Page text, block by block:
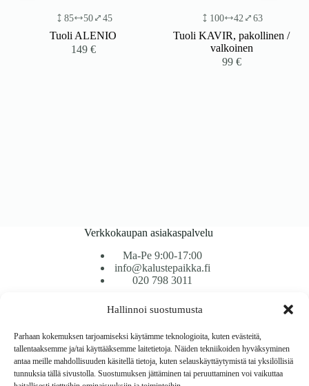
Hallinnoi suostumusta
Parhaan kokemuksen tarjoamiseksi käytämme teknologioita, kuten evästeitä,
tallentaaksemme ja/tai käyttääksemme laitetietoja. Näiden tekniikoiden hyväksyminen
antaa meille mahdollisuuden käsitellä tietoja, kuten selauskäyttäytymistä tai yksilöllisiä
tunnuksia tällä sivustolla. Suostumuksen jättäminen tai peruuttaminen voi vaikuttaa
85 50 45
Tuoli ALENIO
149€
100 42 63
Tuoli KAVIR, pakollinen /
valkoinen
99€
Verkkokaupan asiakaspalvelu
Ma-Pe 9:00-17:00
info@kalustepaikka.fi
020 798 3011
Tavarantoimitus / Maksutavat
Toimitustavat
Maksutavat
Vaihto ja palautus
Reklamaatiot